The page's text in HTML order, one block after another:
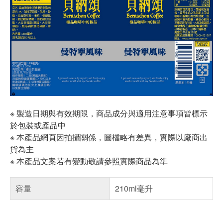
※ 製造日期與有效期限，商品成分與適用注意事項皆標示
於包裝或產品中
※ 本產品網頁因拍攝關係，圖檔略有差異，實際以廠商出
貨為主
※ 本產品文案若有變動敬請參照實際商品為準
容量
210ml毫升